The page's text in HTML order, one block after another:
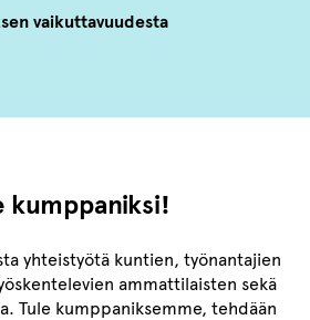
vaikuttavuudesta
kumppaniksi!
yhteistyötä kuntien, työnantajien
ammattilaisten sekä
Tule kumppaniksemme, tehdään